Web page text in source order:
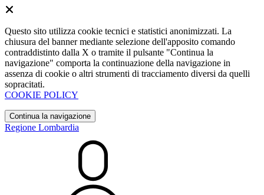
Questo sito utilizza cookie tecnici e statistici anonimizzati. La
chiusura del banner mediante selezione dell'apposito comando
contraddistinto dalla X o tramite il pulsante "Continua la
navigazione" comporta la continuazione della navigazione in
assenza di cookie o altri strumenti di tracciamento diversi da quelli
sopracitati.
COOKIE POLICY
Continua la navigazione
Regione Lombardia